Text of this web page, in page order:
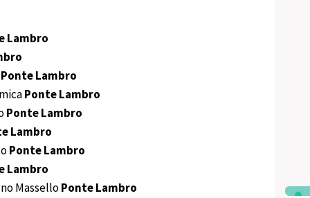
Lambro
Ponte Lambro
Ponte Lambro
Ponte Lambro
Lambro
Ponte Lambro
Lambro
MasselloPonte Lambro